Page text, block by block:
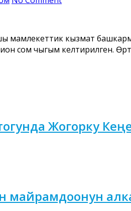
мамлекеттик кызмат
сом чыгым келтирилген.
Жогорку
майрамдоонун